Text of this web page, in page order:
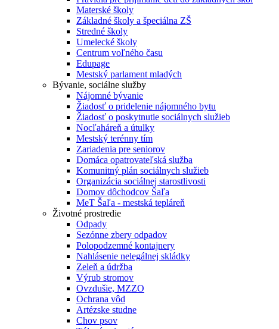
Materské školy
Základné školy a špeciálna ZŠ
Stredné školy
Umelecké školy
Centrum voľného času
Edupage
Mestský parlament mladých
Bývanie, sociálne služby
Nájomné bývanie
Žiadosť o pridelenie nájomného bytu
Žiadosť o poskytnutie sociálnych služieb
Nocľaháreň a útulky
Mestský terénny tím
Zariadenia pre seniorov
Domáca opatrovateľská služba
Komunitný plán sociálnych služieb
Organizácia sociálnej starostlivosti
Domov dôchodcov Šaľa
MeT Šaľa - mestská tepláreň
Životné prostredie
Odpady
Sezónne zbery odpadov
Polopodzemné kontajnery
Nahlásenie nelegálnej skládky
Zeleň a údržba
Výrub stromov
Ovzdušie, MZZO
Ochrana vôd
Artézske studne
Chov psov